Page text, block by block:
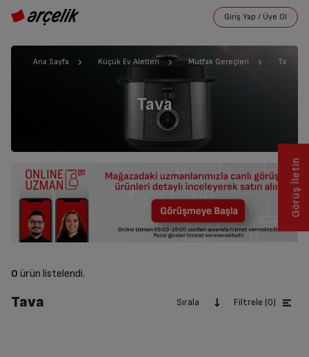
Ana Sayfa Küçük Ev Aletleri Mutfak Gereçleri Tava
Tava
0 ürün listelendi.
Tava Sırala Filtrele (0)
Görüş İletin